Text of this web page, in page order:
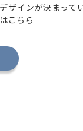
インが決まってい
こちら